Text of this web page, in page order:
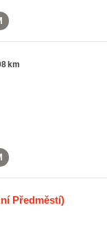
km
Předměstí)